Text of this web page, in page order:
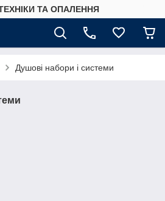
ТА ОПАЛЕННЯ
Душові набори і системи